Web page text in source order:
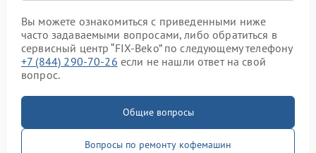
Вы можете ознакомиться с приведенными ниже
часто задаваемыми вопросами, либо обратиться в
сервисный центр “FIX-Beko” по следующему телефону
+7 (844) 290-70-26 если не нашли ответ на свой
вопрос.
Общие вопросы
Вопросы по ремонту кофемашин